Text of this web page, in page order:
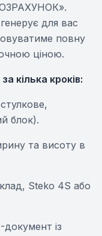
для вас
повну
ціною.
кілька кроків:
блок).
та висоту в
Steko 4S або
із